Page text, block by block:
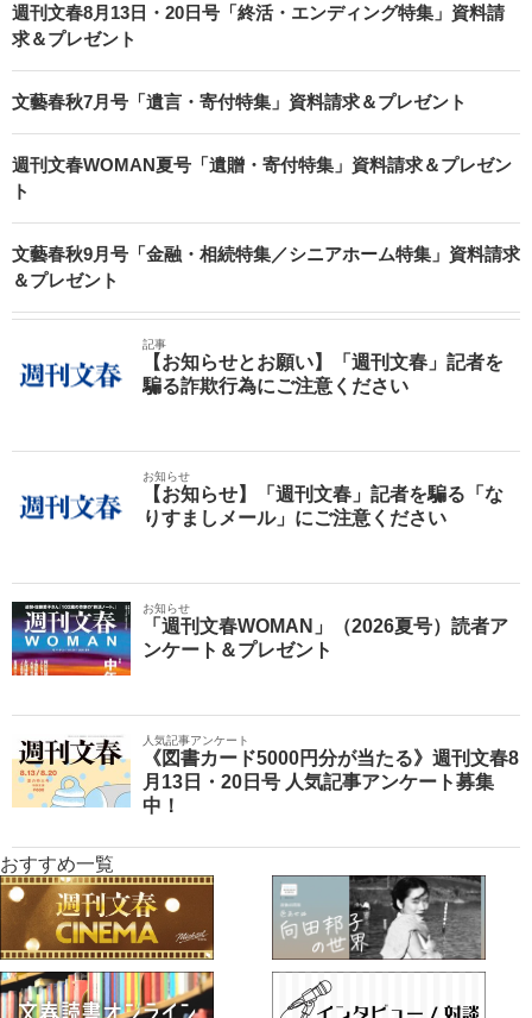
週刊文春8月13日・20日号「終活・エンディング特集」資料請
求＆プレゼント
文藝春秋7月号「遺言・寄付特集」資料請求＆プレゼント
週刊文春WOMAN夏号「遺贈・寄付特集」資料請求＆プレゼン
ト
文藝春秋9月号「金融・相続特集／シニアホーム特集」資料請求
＆プレゼント
記事
【お知らせとお願い】「週刊文春」記者を
騙る詐欺行為にご注意ください
お知らせ
【お知らせ】「週刊文春」記者を騙る「な
りすましメール」にご注意ください
お知らせ
「週刊文春WOMAN」（2026夏号）読者ア
ンケート＆プレゼント
人気記事アンケート
《図書カード5000円分が当たる》週刊文春8
月13日・20日号 人気記事アンケート募集
中！
おすすめ一覧